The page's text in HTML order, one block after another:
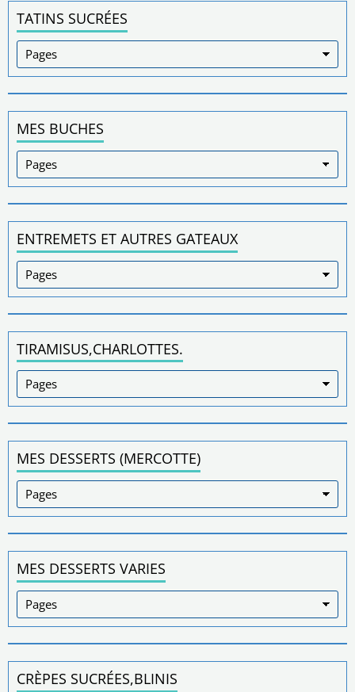
TATINS SUCRÉES
MES BUCHES
ENTREMETS ET AUTRES GATEAUX
TIRAMISUS,CHARLOTTES.
MES DESSERTS (MERCOTTE)
MES DESSERTS VARIES
CRÈPES SUCRÉES,BLINIS